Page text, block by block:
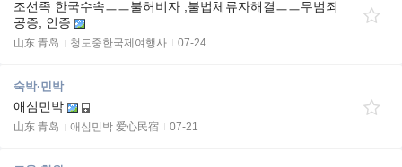
조선족 한국수속ㅡㅡ불허비자 ,불법체류자해결ㅡㅡ무범죄
공증, 인증
山东 青岛 청도중한국제여행사 07-24
숙박·민박
애심민박
山东 青岛 애심민박 爱心民宿 07-21